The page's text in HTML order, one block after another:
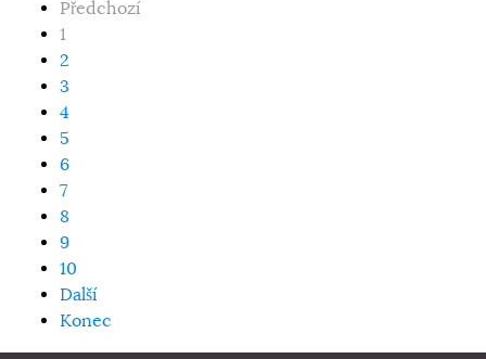
Předchozí
1
2
3
4
5
6
7
8
9
10
Další
Konec